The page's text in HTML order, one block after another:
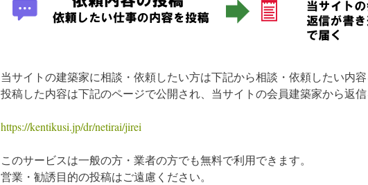
当サイトの建築家に相談・依頼したい方は下記から相談・依頼したい内容
投稿した内容は下記のページで公開され、当サイトの会員建築家から返信
https://kentikusi.jp/dr/netirai/jirei
このサービスは一般の方・業者の方でも無料で利用できます。
営業・勧誘目的の投稿はご遠慮ください。